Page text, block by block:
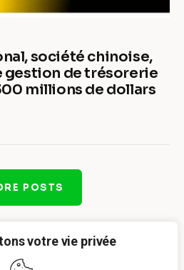
votre vie privée
société chinoise,
gestion de trésorerie
millions de dollars
POSTS